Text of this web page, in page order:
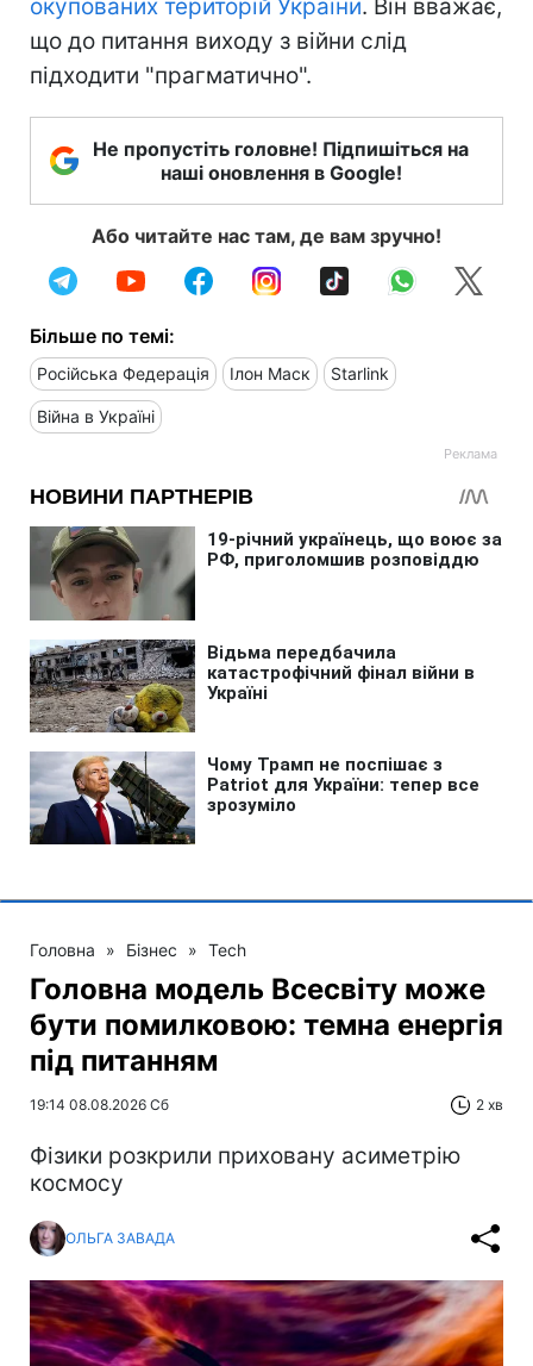
окупованих територій України. Він вважає,
що до питання виходу з війни слід
підходити "прагматично".
Не пропустіть головне! Підпишіться на
наші оновлення в Google!
Або читайте нас там, де вам зручно!
Більше по темі:
Російська Федерація Ілон Маск Starlink
Війна в Україні
Головна » Бізнес » Tech
Головна модель Всесвіту може
бути помилковою: темна енергія
під питанням
19:14 08.08.2026 Сб 2 хв
Фізики розкрили приховану асиметрію
космосу
ОЛЬГА ЗАВАДА